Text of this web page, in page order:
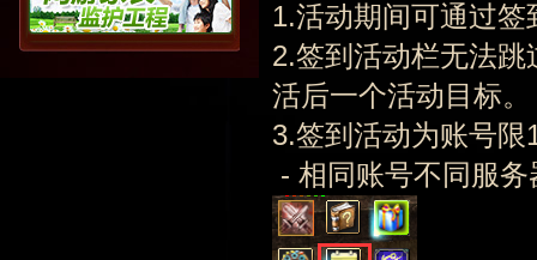
1.活动期间可通过
2.签到活动栏无法
活后一个活动目标。
3.签到活动为账号
- 相同账号不同服